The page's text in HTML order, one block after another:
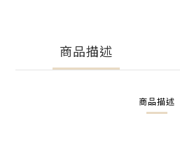
商品描述
商品描述